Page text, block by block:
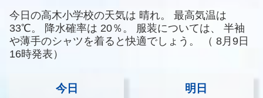
今日の高木小学校の天気は 晴れ。
最高気温は
33℃。
降水確率は 20％。 服装については、
半袖
や薄手のシャツを着ると快適でしょう。
（ 8月9日
16時発表）
今日 明日